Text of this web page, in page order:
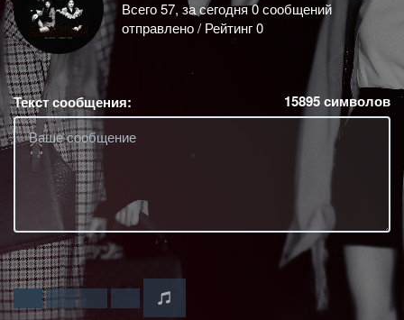
Всего 57, за сегодня 0 сообщений
отправлено / Рейтинг 0
Текст сообщения: 15895символов